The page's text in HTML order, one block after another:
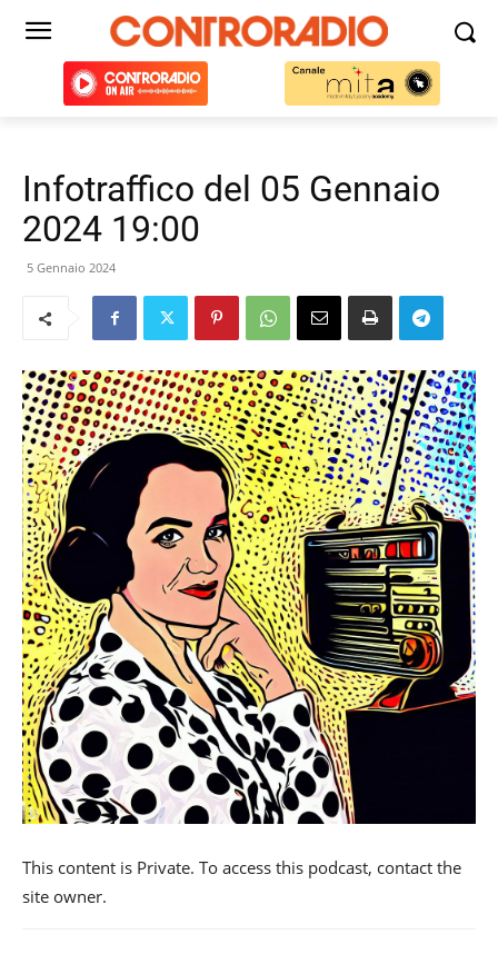
Infotraffico del 05 Gennaio
2024 19:00
5 Gennaio 2024
This content is Private. To access this podcast, contact the
site owner.